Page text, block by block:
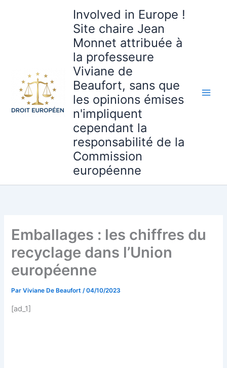
Involved in Europe !
Site chaire Jean
Monnet attribuée à
la professeure
Viviane de
Beaufort, sans que
les opinions émises
n'impliquent
cependant la
responsabilité de la
Commission
européenne
Emballages : les chiffres du
recyclage dans l’Union
européenne
ParViviane De Beaufort/04/10/2023
[ad_1]